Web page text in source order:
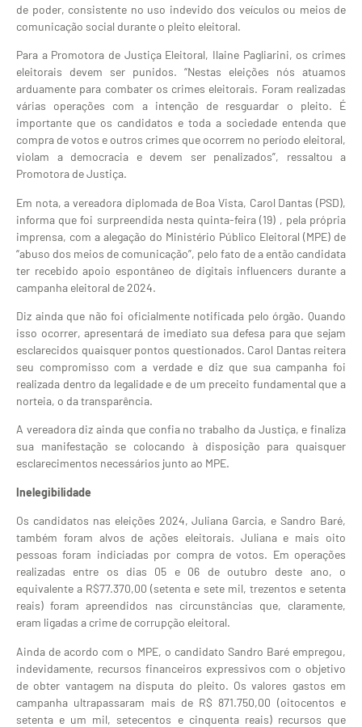
de poder, consistente no uso indevido dos veículos ou meios de
comunicação social durante o pleito eleitoral.
Para a Promotora de Justiça Eleitoral, Ilaine Pagliarini, os crimes
eleitorais devem ser punidos. “Nestas eleições nós atuamos
arduamente para combater os crimes eleitorais. Foram realizadas
várias operações com a intenção de resguardar o pleito. É
importante que os candidatos e toda a sociedade entenda que
compra de votos e outros crimes que ocorrem no período eleitoral,
violam a democracia e devem ser penalizados”, ressaltou a
Promotora de Justiça.
Em nota, a vereadora diplomada de Boa Vista, Carol Dantas (PSD),
informa que foi surpreendida nesta quinta-feira (19) , pela própria
imprensa, com a alegação do Ministério Público Eleitoral (MPE) de
“abuso dos meios de comunicação”, pelo fato de a então candidata
ter recebido apoio espontâneo de digitais influencers durante a
campanha eleitoral de 2024.
Diz ainda que não foi oficialmente notificada pelo órgão. Quando
isso ocorrer, apresentará de imediato sua defesa para que sejam
esclarecidos quaisquer pontos questionados. Carol Dantas reitera
seu compromisso com a verdade e diz que sua campanha foi
realizada dentro da legalidade e de um preceito fundamental que a
norteia, o da transparência.
A vereadora diz ainda que confia no trabalho da Justiça, e finaliza
sua manifestação se colocando à disposição para quaisquer
esclarecimentos necessários junto ao MPE.
Inelegibilidade
Os candidatos nas eleições 2024, Juliana Garcia, e Sandro Baré,
também foram alvos de ações eleitorais. Juliana e mais oito
pessoas foram indiciadas por compra de votos. Em operações
realizadas entre os dias 05 e 06 de outubro deste ano, o
equivalente a R$77.370,00 (setenta e sete mil, trezentos e setenta
reais) foram apreendidos nas circunstâncias que, claramente,
eram ligadas a crime de corrupção eleitoral.
Ainda de acordo com o MPE, o candidato Sandro Baré empregou,
indevidamente, recursos financeiros expressivos com o objetivo
de obter vantagem na disputa do pleito. Os valores gastos em
campanha ultrapassaram mais de R$ 871.750,00 (oitocentos e
setenta e um mil, setecentos e cinquenta reais) recursos que